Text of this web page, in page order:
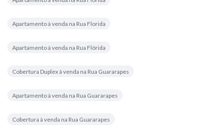
Apartamento à venda na Rua Florida
Apartamento à venda na Rua Flórida
Cobertura Duplex à venda na Rua Guararapes
Apartamento à venda na Rua Guararapes
Cobertura à venda na Rua Guararapes